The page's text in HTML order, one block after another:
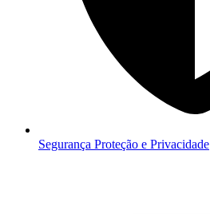
Segurança Proteção e Privacidade